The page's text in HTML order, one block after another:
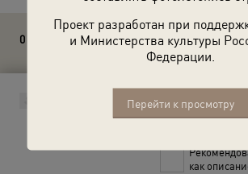
Проект разработан при
и Министерства культуры
Федерации.
Перейти к просмотру
0 комментариев
как